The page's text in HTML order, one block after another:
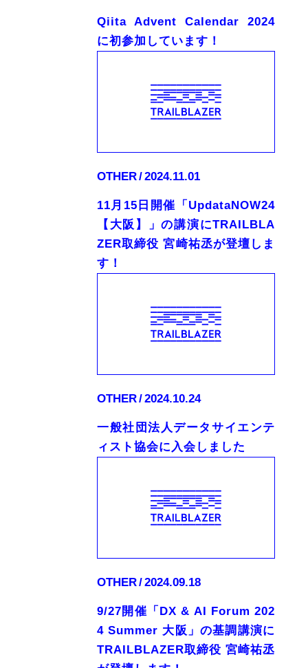
Qiita Advent Calendar 2024
に初参加しています！
OTHER 2024.11.01
11月15日開催「UpdataNOW24
【大阪】」の講演にTRAILBLA
ZER取締役 宮崎祐丞が登壇しま
す！
OTHER 2024.10.24
一般社団法人データサイエンテ
ィスト協会に入会しました
OTHER 2024.09.18
9/27開催「DX & AI Forum 202
4 Summer 大阪」の基調講演に
TRAILBLAZER取締役 宮崎祐丞